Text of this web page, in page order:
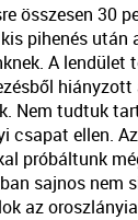
összesen 30
pihenés után
A lendület
Nem tudtuk
csapat ellen.
próbáltunk
sajnos nem
az